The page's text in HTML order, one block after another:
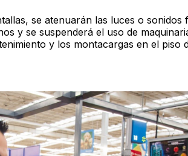
se atenuarán las luces o sonidos
y se suspenderá el uso de
y los montacargas en el piso